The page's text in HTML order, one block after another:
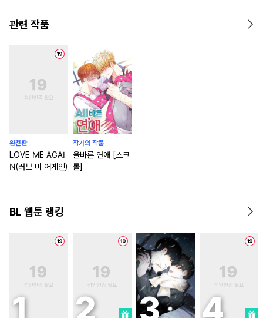
관련 작품
완전판
LOVE ME AGAI
N(러브 미 어게인)
작가의 작품
올바른 연애 [스크
롤]
BL 웹툰 랭킹